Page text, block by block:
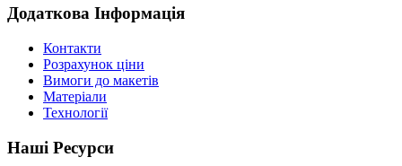
Додаткова Інформація
Контакти
Розрахунок ціни
Вимоги до макетів
Матеріали
Технології
Наші Ресурси